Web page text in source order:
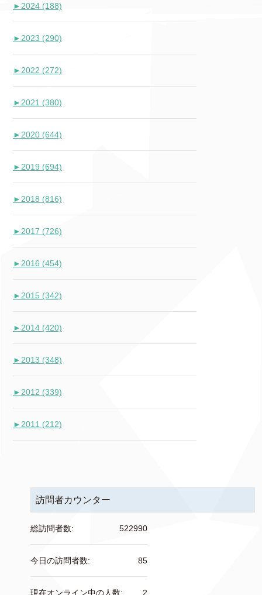
► 2024 (188)
► 2023 (290)
► 2022 (272)
► 2021 (380)
► 2020 (644)
► 2019 (694)
► 2018 (816)
► 2017 (726)
► 2016 (454)
► 2015 (342)
► 2014 (420)
► 2013 (348)
► 2012 (339)
► 2011 (212)
訪問者カウンター
522990
総訪問者数:
85
今日の訪問者数:
2
現在オンライン中の人数: